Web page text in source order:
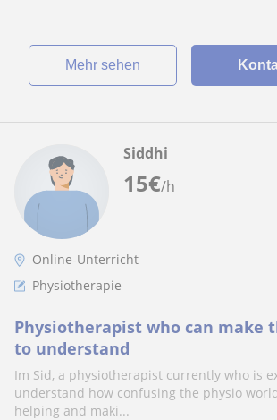
Mehr sehen
15€/h
Siddhi
Online-Unterricht
Physiotherapie
Physiotherapist who can make
to understand
Im Sid, a physiotherapist currently who is
understand how confusing the physio
helping and maki...